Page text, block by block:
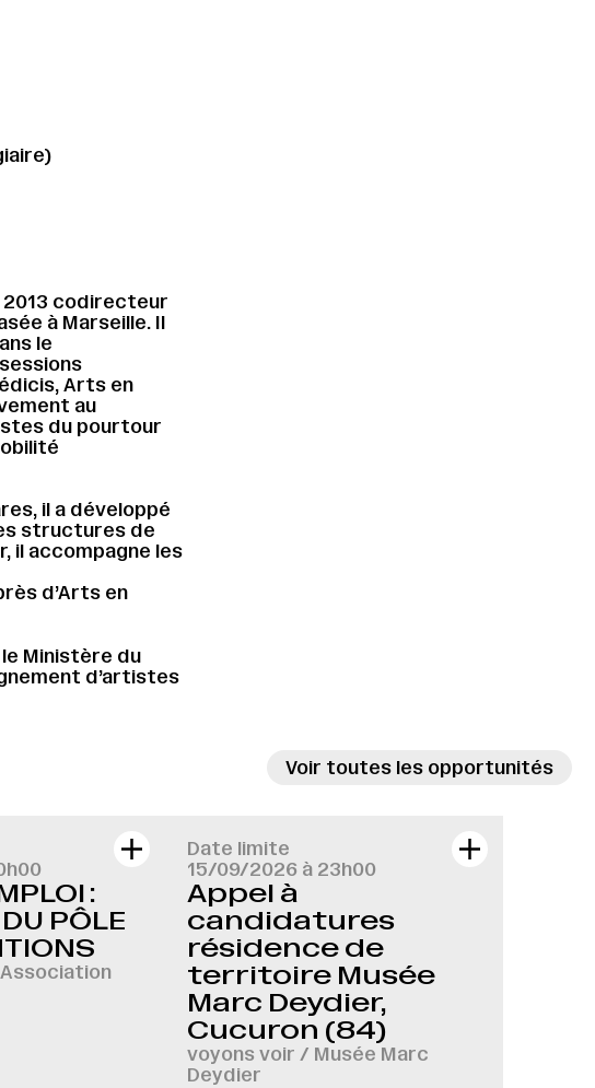
codirecteur
à Marseille. Il
le
Arts en
au
du pourtour
il a développé
structures de
il accompagne les
d’Arts en
Ministère du
d’artistes
Voir toutes les opportunités
:
PÔLE
Date limite
15/09/2026 à 23h00
Appel à
candidatures
résidence de
territoire Musée
Marc Deydier,
Cucuron (84)
voyons voir / Musée Marc
Deydier